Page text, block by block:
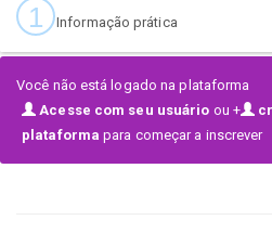
1 Informação prática
Você não está logado na plataforma
Acesse com seu usuário ou +
plataforma para começar a inscrever